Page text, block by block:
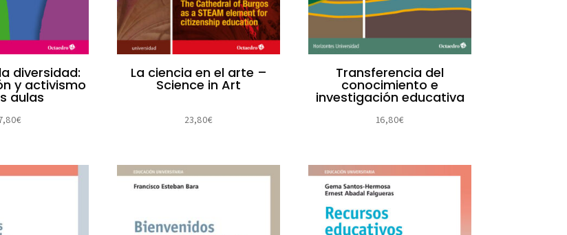
diversidad:
y activismo
aulas
€
La ciencia en el arte –
Science in Art
23,80€
Transferencia del
conocimiento e
investigación educativa
16,80€